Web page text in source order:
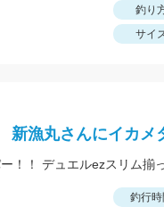
釣り
サイ
漁丸さんにイカメ
！！ デュエルezスリム揃
釣行時